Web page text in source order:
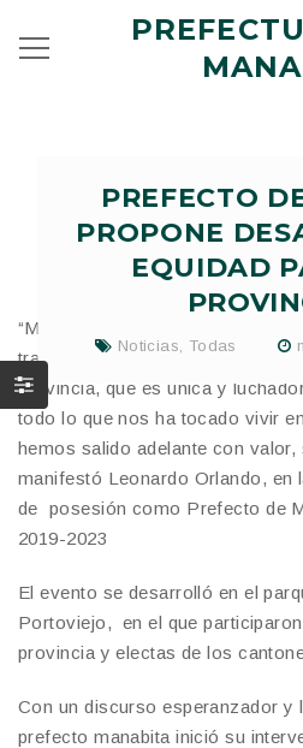
PREFECTO
PROPONE
EQUIDAD
Noticias Todas
“Manabí de mi alma, vamos a
transformación más grande de la
provincia, que es única y
todo lo que nos ha tocado vivir
hemos salido adelante con
manifestó Leonardo Orlando, en
de posesión como Prefecto de
2019-2023
El evento se desarrolló en el
Portoviejo, en el que
provincia y electas de los
Con un discurso esperanzador y
prefecto manabita inició su